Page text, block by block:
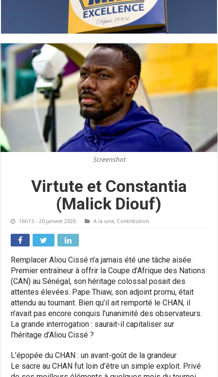
Screenshot
Virtute et Constantia
(Malick Diouf)
16h15 - 20 janvier 2026 A la une, Contribution
Remplacer Aliou Cissé n’a jamais été une tâche aisée.
Premier entraîneur à offrir la Coupe d’Afrique des Nations
(CAN) au Sénégal, son héritage colossal posait des
attentes élevées. Pape Thiaw, son adjoint promu, était
attendu au tournant. Bien qu’il ait remporté le CHAN, il
n’avait pas encore conquis l’unanimité des observateurs.
La grande interrogation : saurait-il capitaliser sur
l’héritage d’Aliou Cissé ?
L’épopée du CHAN : un avant-goût de la grandeur
Le sacre au CHAN fut loin d’être un simple exploit. Privé